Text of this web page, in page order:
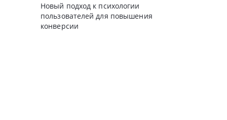
Новый подход к психологии
пользователей для повышения
конверсии